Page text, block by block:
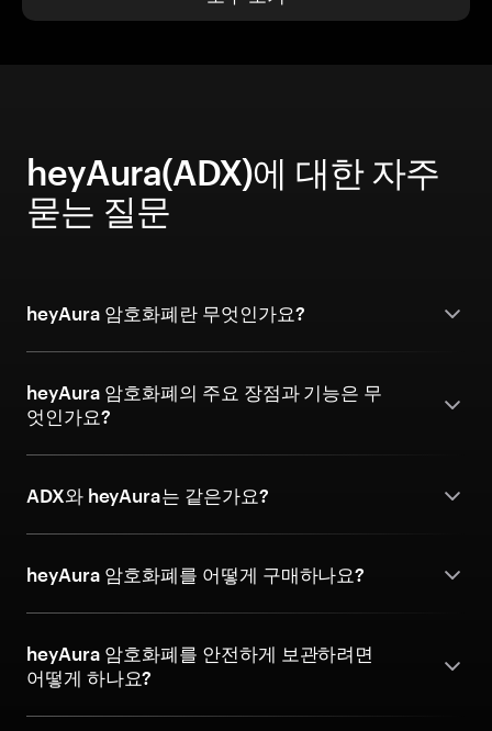
heyAura(ADX)에 대한 자주
묻는 질문
heyAura 암호화폐란 무엇인가요?
heyAura 암호화폐의 주요 장점과 기능은 무
엇인가요?
ADX와 heyAura는 같은가요?
heyAura 암호화폐를 어떻게 구매하나요?
heyAura 암호화폐를 안전하게 보관하려면
어떻게 하나요?